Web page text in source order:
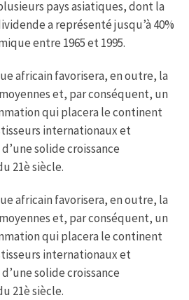
pays asiatiques, dont la
a représenté jusqu’à 40%
entre 1965 et 1995.
africain favorisera, en outre, la
et, par conséquent, un
qui placera le continent
internationaux et
solide croissance
21è siècle.
africain favorisera, en outre, la
et, par conséquent, un
qui placera le continent
internationaux et
solide croissance
21è siècle.